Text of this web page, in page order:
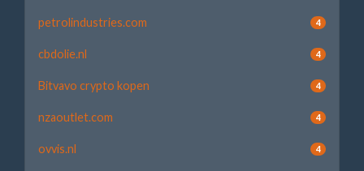
petrolindustries.com 4
cbdolie.nl 4
Bitvavo crypto kopen 4
nzaoutlet.com 4
ovvis.nl 4